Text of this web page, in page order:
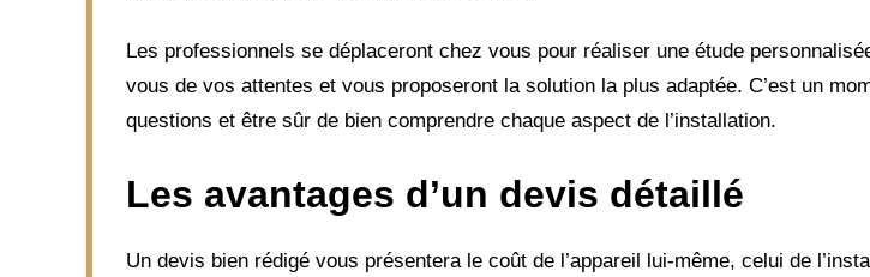
Les professionnels se déplaceront chez vous pour réaliser une étude
vous de vos attentes et vous proposeront la solution la plus adaptée. C’est un
questions et être sûr de bien comprendre chaque aspect de l’installation.
Les avantages d’un devis détaillé
Un devis bien rédigé vous présentera le coût de l’appareil lui-même, celui de